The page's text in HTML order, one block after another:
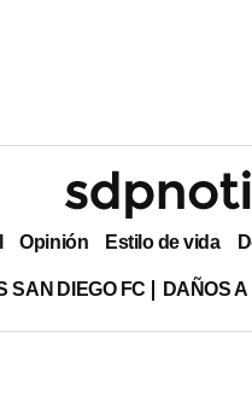
Opinión Estilo de vida
SAN DIEGO FC DAÑOS